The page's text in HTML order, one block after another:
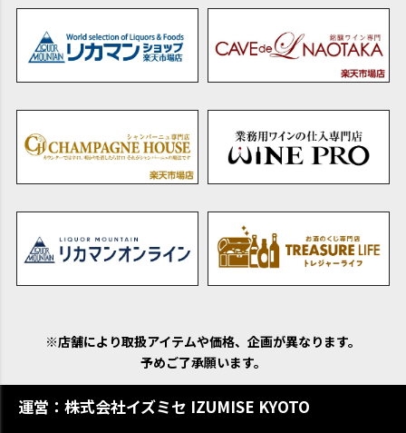
※店舗により取扱アイテムや価格、企画が異なります。
予めご了承願います。
運営：株式会社イズミセ IZUMISE KYOTO